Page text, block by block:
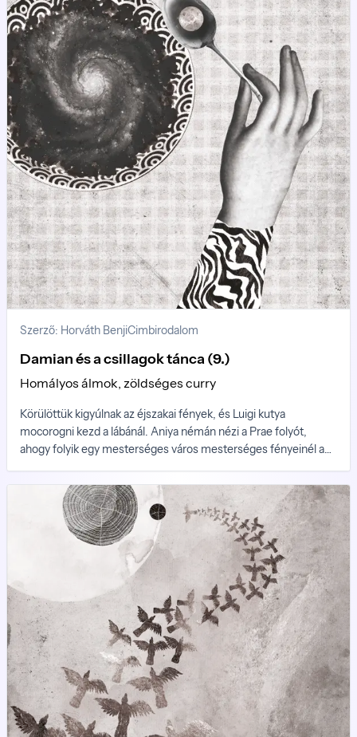
Szerző: Horváth BenjiCimbirodalom
Damian és a csillagok tánca (9.)
Homályos álmok, zöldséges curry
Körülöttük kigyúlnak az éjszakai fények, és Luigi kutya
mocorogni kezd a lábánál. Aniya némán nézi a Prae folyót,
ahogy folyik egy mesterséges város mesterséges fényeinél a
feketepiacok feketepiaca, a szabad világok legszabadabbika, itt
töltötte el eddigi életét, pontosan tizennyolc évet. Fejében
összekavarodik a képzelete az emlékekkel és az álomképekkel.